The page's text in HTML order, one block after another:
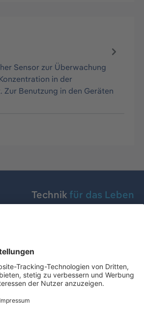
Sensor zur Überwachung
in der
Zur Benutzung in den Geräten
Technik für das Leben